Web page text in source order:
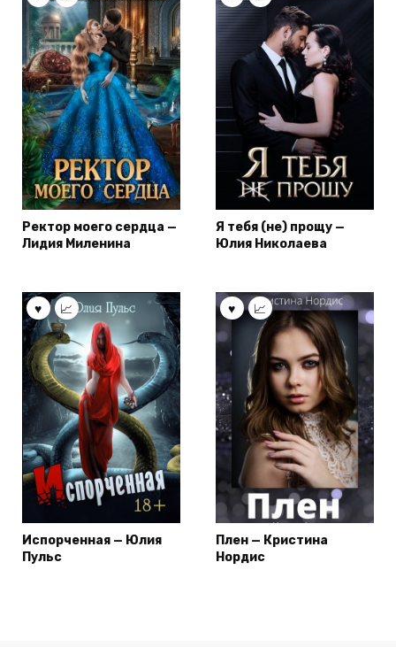
Ректор моего сердца —
Лидия Миленина
Я тебя (не) прощу —
Юлия Николаева
Испорченная — Юлия
Пульс
Плен — Кристина
Нордис